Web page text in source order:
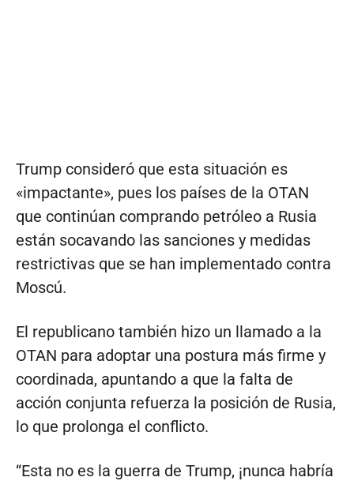
Trump consideró que esta situación es
«impactante», pues los países de la OTAN
que continúan comprando petróleo a Rusia
están socavando las sanciones y medidas
restrictivas que se han implementado contra
Moscú.
El republicano también hizo un llamado a la
OTAN para adoptar una postura más firme y
coordinada, apuntando a que la falta de
acción conjunta refuerza la posición de Rusia,
lo que prolonga el conflicto.
“Esta no es la guerra de Trump, ¡nunca habría